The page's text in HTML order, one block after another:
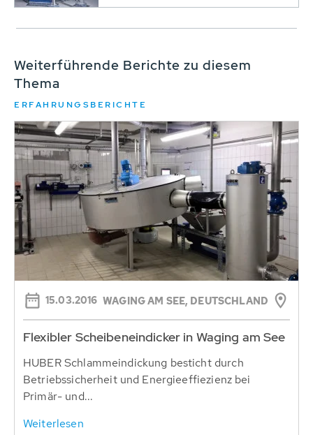
Weiterführende Berichte zu diesem
Thema
ERFAHRUNGSBERICHTE
15.03.2016 WAGING AM SEE, DEUTSCHLAND
Flexibler Scheibeneindicker in Waging am See
HUBER Schlammeindickung besticht durch
Betriebssicherheit und Energieeffiezienz bei
Primär- und...
Weiterlesen